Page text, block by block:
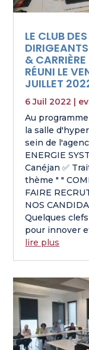
LE CLUB DES
& CARRIÈRE
RÉUNI LE
JUILLET
6 Juil 2022
Au
la salle
sein de
ENERGIE
Canéjan ✅
thème " "
FAIRE
NOS
Quelques
pour innover
lire plus